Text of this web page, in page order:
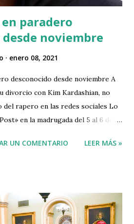
paradero
noviembre
enero 08, 2021
desconocido desde noviembre A
divorcio con Kim Kardashian, no
del rapero en las redes sociales Lo
en la madrugada del 5 al 6 de
. Que el rapero y la estrella
ahora tras darse a conocer su
tipo de situaciones, cuando los
UN COMENTARIO LEER MÁS »